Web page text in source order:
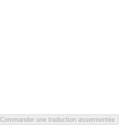
Commander une traduction assermentée